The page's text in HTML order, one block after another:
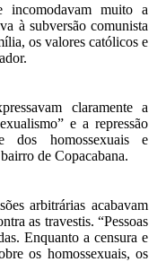
incomodavam muito a
à subversão comunista
os valores católicos e
claramente a
e a repressão
dos homossexuais e
de Copacabana.
arbitrárias acabavam
as travestis. “Pessoas
Enquanto a censura e
os homossexuais, os